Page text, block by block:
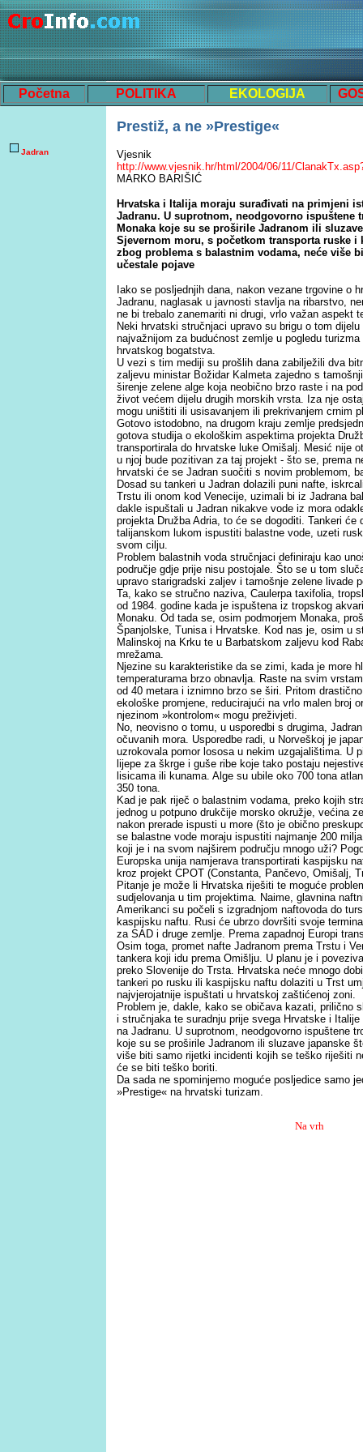
Početna POLITIKA EKOLOGIJA
Jadran
Prestiž, a ne »Prestige«
Vjesnik
http://www.vjesnik.hr/html/2004/06/11/
MARKO BARIŠIĆ
Hrvatska i Italija moraju surađivati na primjeni
Jadranu. U suprotnom, neodgovorno ispuštene
Monaka koje su se proširile Jadranom ili
Sjevernom moru, s početkom transporta ruske i
zbog problema s balastnim vodama, neće više
učestale pojave
Iako se posljednjih dana, nakon vezane trgovine o
Jadranu, naglasak u javnosti stavlja na ribarstvo,
ne bi trebalo zanemariti ni drugi, vrlo važan aspekt
Neki hrvatski stručnjaci upravo su brigu o tom
najvažnijom za budućnost zemlje u pogledu
hrvatskog bogatstva.
U vezi s tim mediji su prošlih dana zabilježili dva
zaljevu ministar Božidar Kalmeta zajedno s
širenje zelene alge koja neobično brzo raste i na
život većem dijelu drugih morskih vrsta. Iza nje
mogu uništiti ili usisavanjem ili prekrivanjem crnim
Gotovo istodobno, na drugom kraju zemlje
gotova studija o ekološkim aspektima projekta
transportirala do hrvatske luke Omišalj. Mesić nije
u njoj bude pozitivan za taj projekt - što se, prema
hrvatski će se Jadran suočiti s novim problemom,
Dosad su tankeri u Jadran dolazili puni nafte,
Trstu ili onom kod Venecije, uzimali bi iz Jadrana
dakle ispuštali u Jadran nikakve vode iz mora
projekta Družba Adria, to će se dogoditi. Tankeri
talijanskom lukom ispustiti balastne vode, uzeti
svom cilju.
Problem balastnih voda stručnjaci definiraju kao
područje gdje prije nisu postojale. Što se u tom
upravo starigradski zaljev i tamošnje zelene livade
Ta, kako se stručno naziva, Caulerpa taxifolia,
od 1984. godine kada je ispuštena iz tropskog
Monaku. Od tada se, osim podmorjem Monaka,
Španjolske, Tunisa i Hrvatske. Kod nas je, osim u
Malinskoj na Krku te u Barbatskom zaljevu kod
mrežama.
Njezine su karakteristike da se zimi, kada je more
temperaturama brzo obnavlja. Raste na svim
od 40 metara i iznimno brzo se širi. Pritom
ekološke promjene, reducirajući na vrlo malen broj
njezinom »kontrolom« mogu preživjeti.
No, neovisno o tomu, u usporedbi s drugima,
očuvanih mora. Usporedbe radi, u Norveškoj je
uzrokovala pomor lososa u nekim uzgajalištima. U
lijepe za škrge i guše ribe koje tako postaju
lisicama ili kunama. Alge su ubile oko 700 tona
350 tona.
Kad je pak riječ o balastnim vodama, preko kojih
jednog u potpuno drukčije morsko okružje, većina
nakon prerade ispusti u more (što je obično
se balastne vode moraju ispustiti najmanje 200
koji je i na svom najširem području mnogo uži?
Europska unija namjerava transportirati kaspijsku
kroz projekt CPOT (Constanta, Pančevo, Omišalj,
Pitanje je može li Hrvatska riješiti te moguće
sudjelovanja u tim projektima. Naime, glavnina
Amerikanci su počeli s izgradnjom naftovoda do
kaspijsku naftu. Rusi će ubrzo dovršiti svoje
za SAD i druge zemlje. Prema zapadnoj Europi
Osim toga, promet nafte Jadranom prema Trstu i
tankera koji idu prema Omišlju. U planu je i
preko Slovenije do Trsta. Hrvatska neće mnogo
tankeri po rusku ili kaspijsku naftu dolaziti u Trst
najvjerojatnije ispuštati u hrvatskoj zaštićenoj zoni.
Problem je, dakle, kako se običava kazati, prilično
i stručnjaka te suradnju prije svega Hrvatske i
na Jadranu. U suprotnom, neodgovorno ispuštene
koje su se proširile Jadranom ili sluzave japanske
više biti samo rijetki incidenti kojih se teško riješiti
će se biti teško boriti.
Da sada ne spominjemo moguće posljedice samo
»Prestige« na hrvatski turizam.
Na vrh